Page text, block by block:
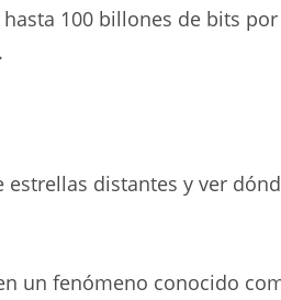
100 billones de bits
distantes y ver
un fenómeno conocido